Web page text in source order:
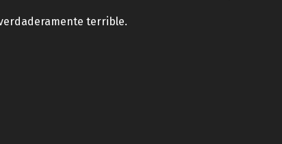
terrible.